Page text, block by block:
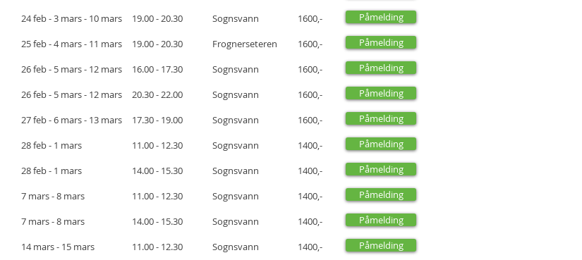
Påmelding
Påmelding
Påmelding
Påmelding
Påmelding
19.00 - 20.30
19.00 - 20.30
16.00 - 17.30
20.30 - 22.00
17.30 - 19.00
11.00 - 12.30
14.00 - 15.30
11.00 - 12.30
14.00 - 15.30
11.00 - 12.30
Sognsvann
Frognerseteren
Sognsvann
Sognsvann
Sognsvann
Sognsvann
Sognsvann
Sognsvann
Sognsvann
Sognsvann
1600,-
1600,-
1600,-
1600,-
1600,-
1400,-
1400,-
1400,-
1400,-
1400,-
Påmelding
Påmelding
Påmelding
Påmelding
Påmelding
24 feb - 3 mars - 10 mars
25 feb - 4 mars - 11 mars
26 feb - 5 mars - 12 mars
26 feb - 5 mars - 12 mars
27 feb - 6 mars - 13 mars
28 feb - 1 mars
28 feb - 1 mars
7 mars - 8 mars
7 mars - 8 mars
14 mars - 15 mars